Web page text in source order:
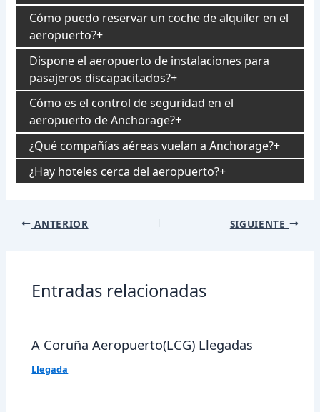
Cómo puedo reservar un coche de alquiler en el
aeropuerto?
Dispone el aeropuerto de instalaciones para
pasajeros discapacitados?
Cómo es el control de seguridad en el
aeropuerto de Anchorage?
¿Qué compañías aéreas vuelan a Anchorage?
¿Hay hoteles cerca del aeropuerto?
Navegación
ANTERIOR SIGUIENTE
Entradas relacionadas
A Coruña Aeropuerto(LCG) Llegadas
Llegada